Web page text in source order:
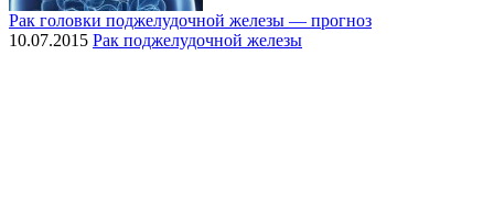
Рак головки поджелудочной железы — прогноз
10.07.2015 Рак поджелудочной железы